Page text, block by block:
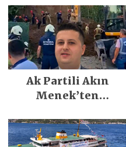
Emeğiyle Son
Yılların En Büyük
Festivali
Gerçekleşti
Ak Partili Akın
Menek’ten
heyelan sonrası
kritik uyarı